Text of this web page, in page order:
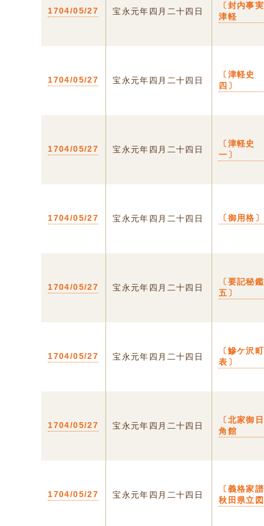
1704/05/27 宝永元年四月二十四日
〔封内事
津軽
1704/05/27 宝永元年四月二十四日
〔津軽史
四〕
1704/05/27 宝永元年四月二十四日
〔津軽史
一〕
1704/05/27 宝永元年四月二十四日 〔御用格
1704/05/27 宝永元年四月二十四日
〔要記秘
五〕
1704/05/27 宝永元年四月二十四日
〔鰺ケ沢
表〕
1704/05/27 宝永元年四月二十四日
〔北家御
角館
1704/05/27 宝永元年四月二十四日
〔義格家
秋田県立